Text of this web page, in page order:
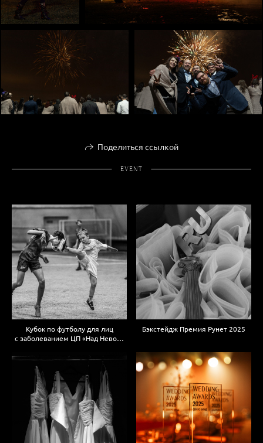
Поделиться ссылкой
EVENT
Кубок по футболу для лиц
с заболеванием ЦП «Над Невой»
Бэкстейдж Премия Рунет 2025